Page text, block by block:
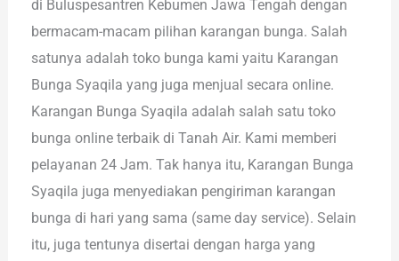
di Buluspesantren Kebumen Jawa Tengah dengan
bermacam-macam pilihan karangan bunga. Salah
satunya adalah toko bunga kami yaitu Karangan
Bunga Syaqila yang juga menjual secara online.
Karangan Bunga Syaqila adalah salah satu toko
bunga online terbaik di Tanah Air. Kami memberi
pelayanan 24 Jam. Tak hanya itu, Karangan Bunga
Syaqila juga menyediakan pengiriman karangan
bunga di hari yang sama (same day service). Selain
itu, juga tentunya disertai dengan harga yang